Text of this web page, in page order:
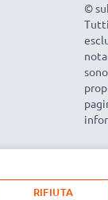
©
RIFIUTA